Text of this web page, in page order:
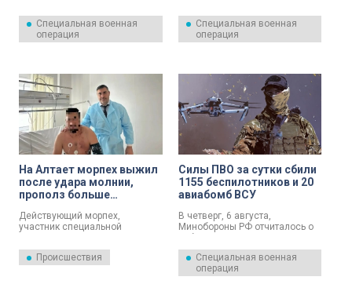
помощи ветеранам СВО и их
близким – одно из важнейших
направлений работы фонда
Специальная военная
операция
беспилотных летательных
аппарата самолетного типа. Об
этом 7 августа сообщили в
Специальная военная
операция
На Алтает морпех выжил
после удара молнии,
прополз больше
массаж сердца и
отстреливаясь от
Действующий морпех,
участник специальной
уползти от медведя после
того, как в него попала
Происшествия
Силы ПВО за сутки сбили
1155 беспилотников и 20
авиабомб ВСУ
В четверг, 6 августа,
Минобороны РФ отчиталось о
работе ПВО.
Специальная военная
операция